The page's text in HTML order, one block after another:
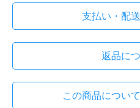
支払い・配
返品に
この商品につい